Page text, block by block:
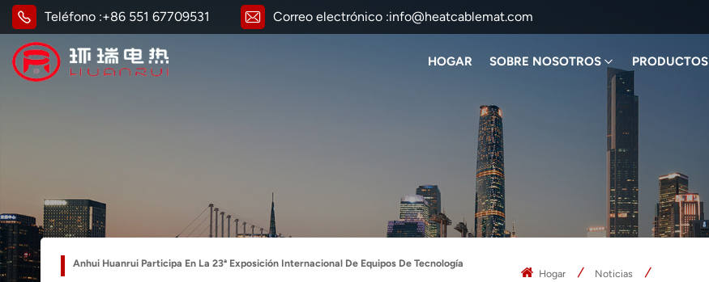
Teléfono :+86 551 67709531 Correo electrónico :info@heatcablemat.com
HOGAR SOBRE NOSOTROS PRODUCTOS
Anhui Huanrui Participa En La 23ª Exposición Internacional De Equipos De Tecnología
Hogar
Noticias